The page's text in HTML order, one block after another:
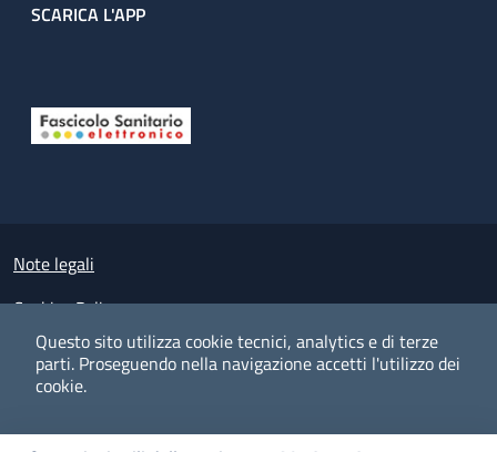
Questo sito utilizza cookie tecnici, analytics e di terze
parti. Proseguendo nella navigazione accetti l'utilizzo dei
cookie.
SCARICA L'APP
Small prints
Note legali
Cookies Policy
Policy privacy e protezione del dato personale
Albo pretorio on-line
Dichiarazione di accessibilità